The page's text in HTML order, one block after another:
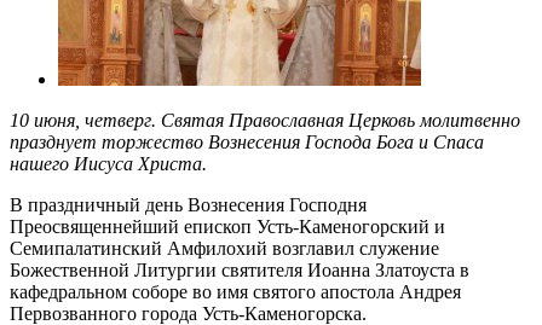
10 июня, четверг. Святая Православная Церковь молитвенно
празднует торжество Вознесения Господа Бога и Спаса
нашего Иисуса Христа.
В праздничный день Вознесения Господня
Преосвященнейший епископ Усть-Каменогорский и
Семипалатинский Амфилохий возглавил служение
Божественной Литургии святителя Иоанна Златоуста в
кафедральном соборе во имя святого апостола Андрея
Первозванного города Усть-Каменогорска.